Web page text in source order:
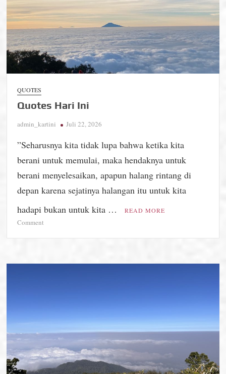
QUOTES
Quotes Hari Ini
admin_kartini Juli 22, 2026
”Seharusnya kita tidak lupa bahwa ketika kita
berani untuk memulai, maka hendaknya untuk
berani menyelesaikan, apapun halang rintang di
depan karena sejatinya halangan itu untuk kita
hadapi bukan untuk kita …
READ MORE
Comment